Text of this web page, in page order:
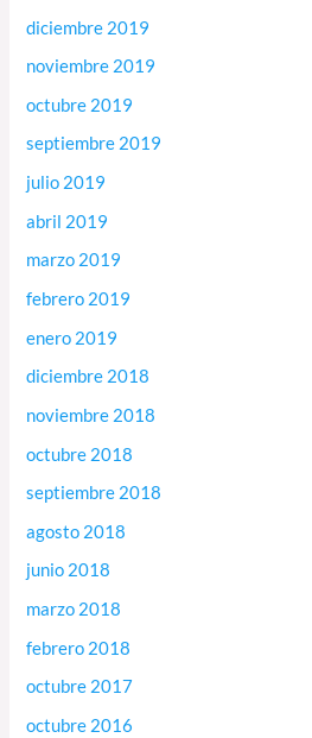
diciembre 2019
noviembre 2019
octubre 2019
septiembre 2019
julio 2019
abril 2019
marzo 2019
febrero 2019
enero 2019
diciembre 2018
noviembre 2018
octubre 2018
septiembre 2018
agosto 2018
junio 2018
marzo 2018
febrero 2018
octubre 2017
octubre 2016